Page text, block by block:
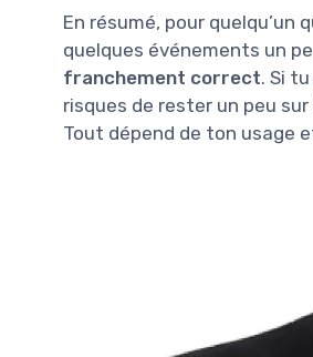
En résumé, pour quelqu’un
quelques événements un
franchement correct. Si
risques de rester un peu
Tout dépend de ton usage